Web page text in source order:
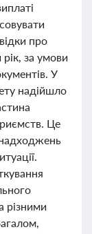
про
за умови
У
надійшло
Це
різними